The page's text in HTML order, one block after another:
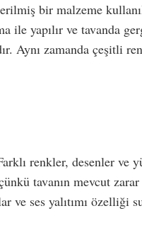
bir malzeme
ile yapılır ve tavanda
Aynı zamanda çeşitli
renkler, desenler ve
tavanın mevcut zarar
ve ses yalıtımı özelliği